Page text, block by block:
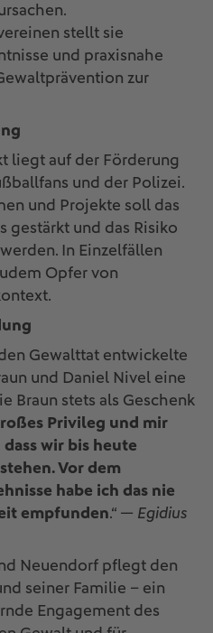
stellt sie
und praxisnahe
zur
liegt auf der Förderung
und der Polizei.
und Projekte soll das
gestärkt und das Risiko
In Einzelfällen
Opfer von
Gewalttat entwickelte
und Daniel Nivel eine
Braun stets als Geschenk
Privileg und mir
wir bis heute
Vor dem
habe ich das nie
empfunden.“ — Egidius
Neuendorf pflegt den
seiner Familie – ein
Engagement des